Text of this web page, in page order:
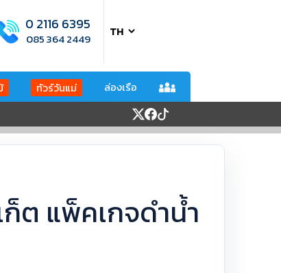
0 2116 6395
085 364 2449
ทัวร์วันแม่ ล่องเรือ
ต แพ็คเกจดำน้ำ